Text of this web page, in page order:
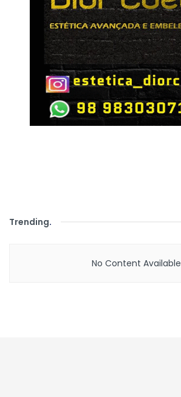
Trending.
No Content Available